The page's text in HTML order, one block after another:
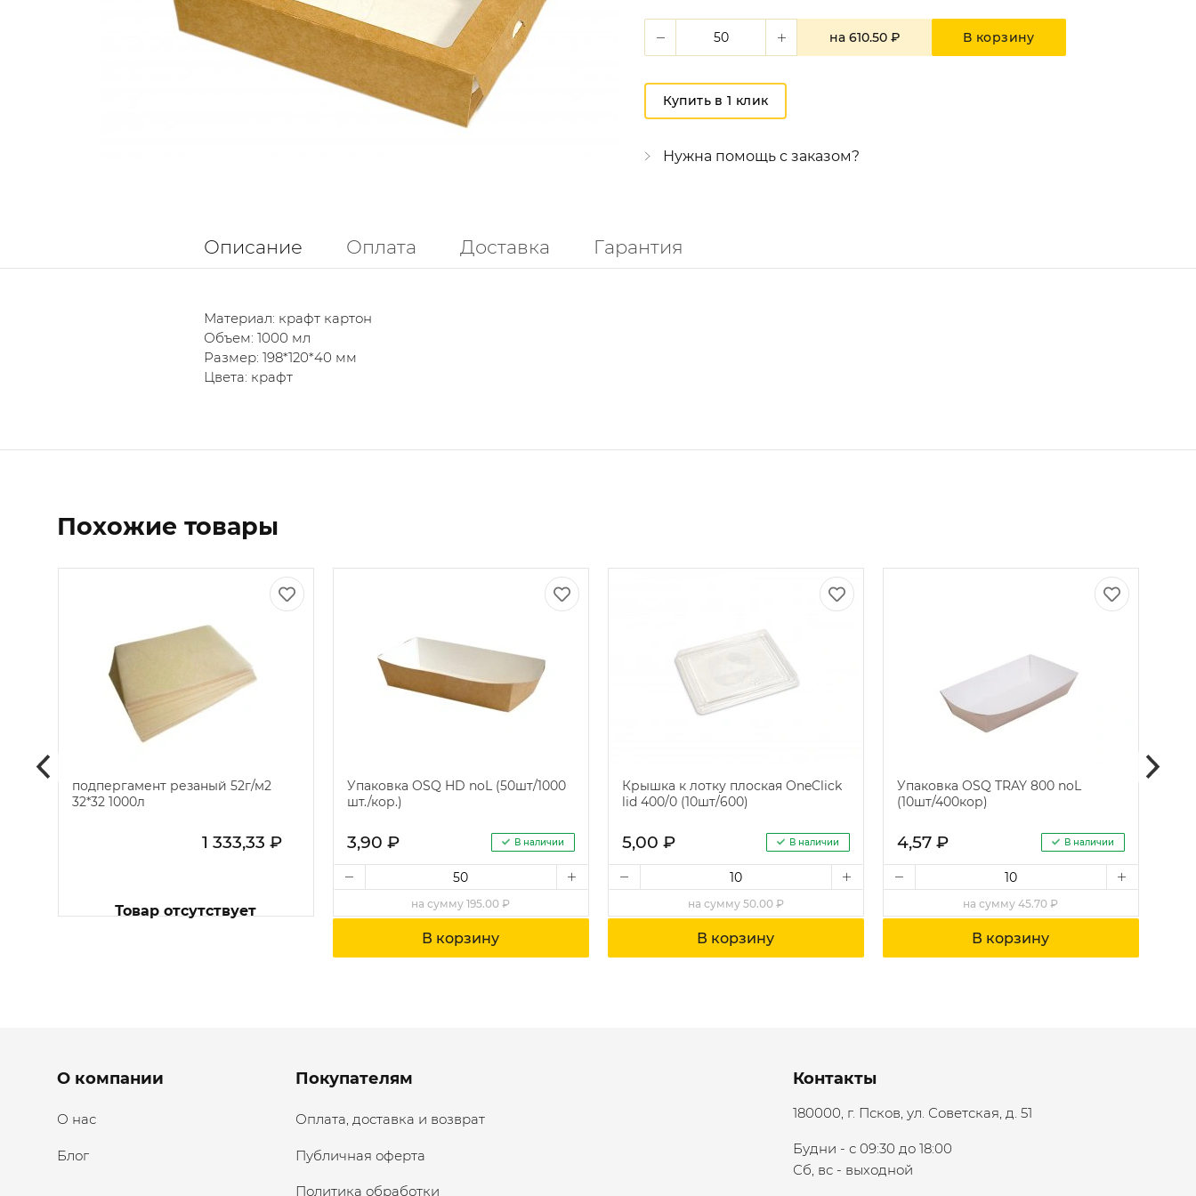
на 610.50 ₽ В корзину
Купить в 1 клик
Нужна помощь с заказом?
Описание Оплата Доставка Гарантия
Материал: крафт картон
Объем: 1000 мл
Размер: 198*120*40 мм
Цвета: крафт
Похожие товары
подпергамент резаный 52г/м2
32*32 1000л
1 333,33 ₽
Товар отсутствует
Упаковка OSQ HD noL (50шт/1000
шт./кор.)
В наличии
3,90 ₽
на сумму 195.00 ₽
В корзину
Крышка к лотку плоская OneClick
lid 400/0 (10шт/600)
В наличии
5,00 ₽
на сумму 50.00 ₽
В корзину
Упаковка OSQ TRAY 800 noL
(10шт/400кор)
В наличии
4,57 ₽
на сумму 45.70 ₽
В корзину
Menu footer
О компании
О нас
Блог
Покупателям
Оплата, доставка и возврат
Публичная оферта
Политика обработки
Контакты
180000, г. Псков, ул. Советская, д. 51
Будни - с 09:30 до 18:00
Сб, вс - выходной